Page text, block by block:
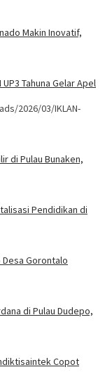
Makin Inovatif,
Tahuna Gelar Apel
2026/03/IKLAN-
di Pulau Bunaken,
Pendidikan di
Desa Gorontalo
di Pulau Dudepo,
Copot